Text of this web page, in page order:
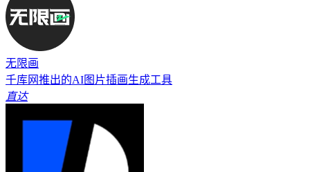
无限画
千库网推出的AI图片插画生成工具
直达